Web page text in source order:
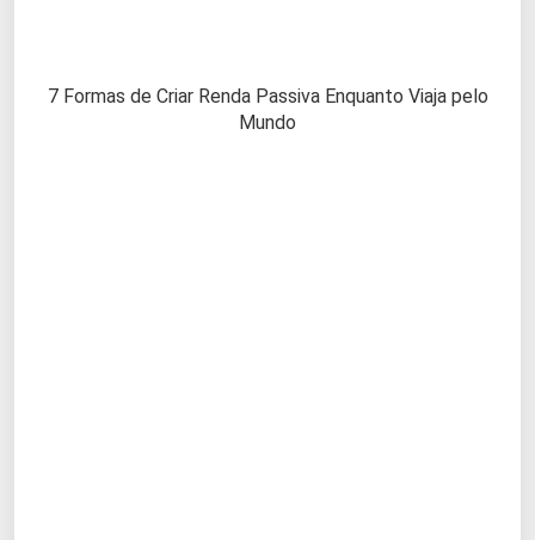
7 Formas de Criar Renda Passiva Enquanto Viaja pelo
Mundo